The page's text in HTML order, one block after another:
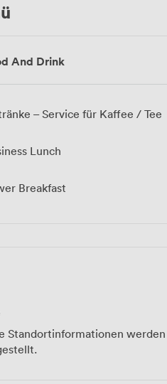
And Drink
– Service für Kaffee / Tee
Lunch
Breakfast
Standortinformationen